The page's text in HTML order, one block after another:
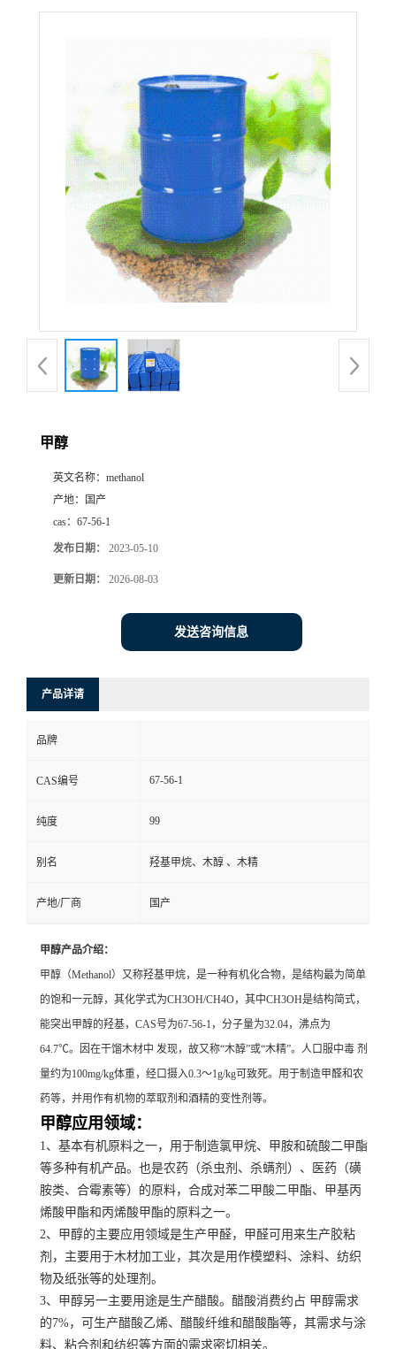
甲醇
英文名称： methanol
产地：
国产
cas： 67-56-1
发布日期： 2023-05-10
更新日期： 2026-08-03
发送咨询信息
产品详请
品牌
CAS编号 67-56-1
纯度 99
别名 羟基甲烷、木醇 、木精
产地/厂商 国产
甲醇产品介绍：
甲醇（Methanol）又称羟基甲烷，是一种有机化合物，是结构最为简单
的饱和一元醇，其化学式为CH3OH/CH4O，其中CH3OH是结构简式，
能突出甲醇的羟基，CAS号为67-56-1，分子量为32.04，沸点为
64.7℃。因在干馏木材中 发现，故又称“木醇”或“木精”。人口服中毒 剂
量约为100mg/kg体重，经口摄入0.3～1g/kg可致死。用于制造甲醛和农
药等，并用作有机物的萃取剂和酒精的变性剂等。
甲醇应用领域：
1、基本有机原料之一，用于制造氯甲烷、甲胺和硫酸二甲酯
等多种有机产品。也是农药（杀虫剂、杀螨剂）、医药（磺
胺类、合霉素等）的原料，合成对苯二甲酸二甲酯、甲基丙
烯酸甲酯和丙烯酸甲酯的原料之一。
2、甲醇的主要应用领域是生产甲醛，甲醛可用来生产胶粘
剂，主要用于木材加工业，其次是用作模塑料、涂料、纺织
物及纸张等的处理剂。
3、甲醇另一主要用途是生产醋酸。醋酸消费约占 甲醇需求
的7%，可生产醋酸乙烯、醋酸纤维和醋酸酯等，其需求与涂
料、粘合剂和纺织等方面的需求密切相关。